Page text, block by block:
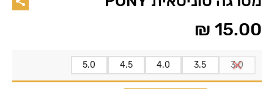
₪ 15.00
3.0
3.5
4.0
4.5
5.0